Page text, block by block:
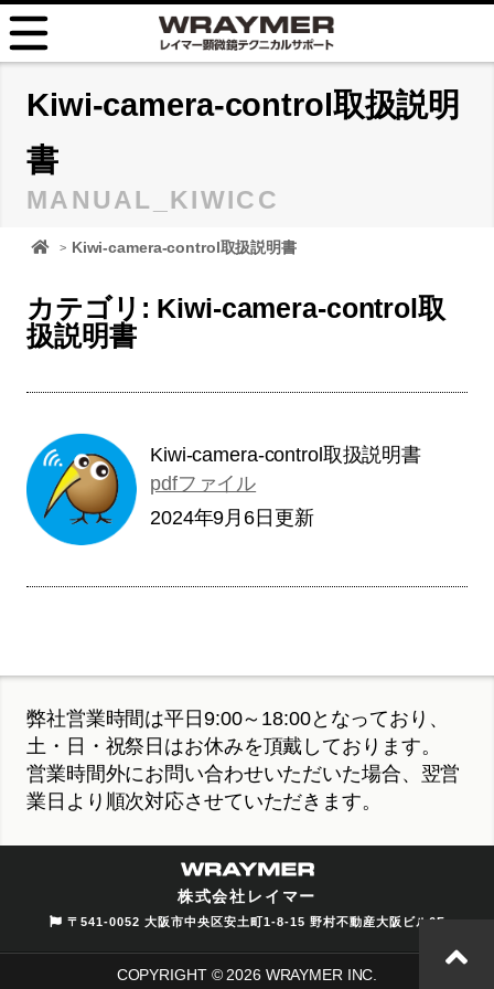
FAQ
TIPS
お問い合せ
Kiwi-camera-control取扱説明
書
MANUAL_KIWICC
顕微鏡 レイマーHOME
Kiwi-camera-control取扱説明書
カテゴリ: Kiwi-camera-control取
扱説明書
Kiwi-camera-control取扱説明書
pdfファイル
2024年9月6日更新
弊社営業時間は平日9:00～18:00となっており、
土・日・祝祭日はお休みを頂戴しております。
営業時間外にお問い合わせいただいた場合、翌営
業日より順次対応させていただきます。
株式会社レイマー
〒541-0052 大阪市中央区安土町1-8-15 野村不動産大阪ビル6F
COPYRIGHT © 2026 WRAYMER INC.